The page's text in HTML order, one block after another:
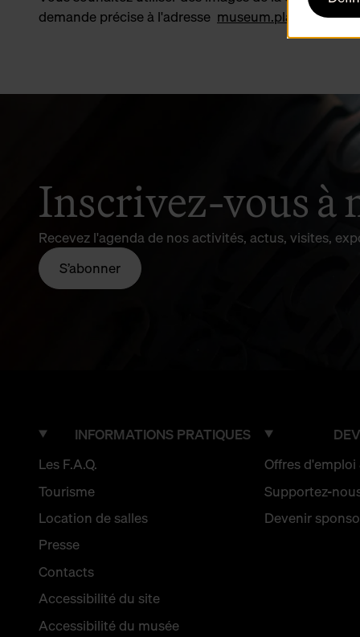
demande précise à l'adresse
Inscrivez-vous à
Recevez l'agenda de nos activités, actus, visites,
S’abonner
INFORMATIONS PRATIQUES
Les F.A.Q.
Tourisme
Location de salles
Presse
Contacts
Accessibilité du site
Accessibilité du musée
Offres
Supportez-
Devenir